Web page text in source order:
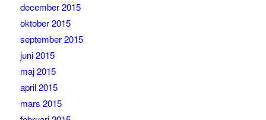
december 2015
oktober 2015
september 2015
juni 2015
maj 2015
april 2015
mars 2015